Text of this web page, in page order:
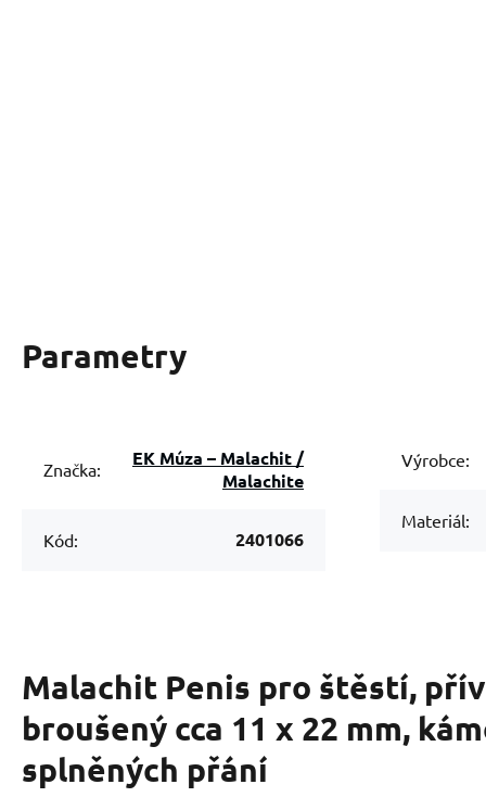
Parametry
Značka:
EK Múza – Malachit /
Malachite
Kód: 2401066
Výrobce:
Materiál:
Malachit Penis pro štěstí,
broušený cca 11 x 22 mm,
splněných přání